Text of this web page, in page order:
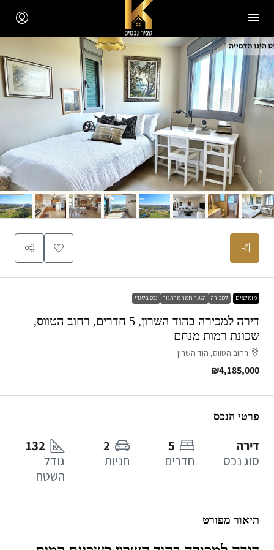
מומלצים למכירה הצעה חמה מהתנור נכס בלעדי
דירה למכירה בהוד השרון, 5 חדרים, רחוב הטווס,
שכונת רמות מנחם
רחוב הטווס, הוד השרון
₪4,185,000
פרטי הנכס
דירה
סוג נכס
5
חדרים
2
חניות
132
גודל
השטח
תיאור מפורט